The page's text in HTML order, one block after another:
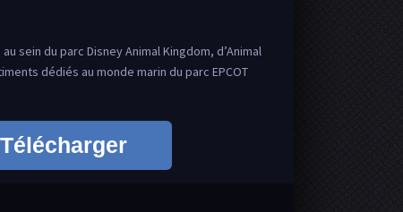
sein du parc Disney Animal Kingdom, d’Animal
dédiés au monde marin du parc EPCOT